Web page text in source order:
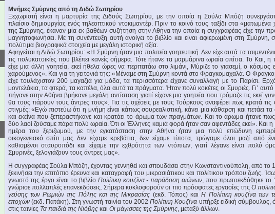
Μνήμες Σμύρνης από τη Διδώ Σωτηρίου
Ξεχωριστή είναι η μαρτυρία της Διδούς Σωτηρίου, με την οποία η Σούλα Μπόζη
πλαίσιο δημιουργίας ενός τηλεοπτικού ντοκιμαντέρ. Πριν το κοινό τους ταξίδι στα
της Σμύρνης, έκαναν μία εκ βαθέων συζήτηση στην Αθήνα την οποία η συγγραφέας είχε την
μαγνητοφωνήσει. Με τη συνέντευξη αυτή ανοίγει το βιβλίο και είναι αφιερωμένη στη Σμύρνη,
πολύτιμα βιογραφικά στοιχεία με μεγάλη ιστορική αξία.
Αφηγείται η Διδώ Σωτηρίου: «Η Σμύρνη ήταν μια πολιτεία γοητευτική. Δεν είχε αυτά τα
τις πολυκατοικίες που βλέπει κανείς σήμερα. Τότε ήτανε τα μαρμάρινα ωραία σπίτια. Το Και, η
είχε μια άλλη γοητεία, εκεί ήθελα ώρες να περπατάω στο λιμάνι, Μύριζε το γιασεμί, ο κόσμος
χαρούμενος». Και για τη γειτονιά της: «Μέναμε στη Σμύρνη κοντά στο Φραγκομαχαλά. Ο
είχε τουλάχιστον 200 μαγαζιά για μόδα, τα περισσότερα είχανε συναλλαγή με το Παρίσι.
μοντελάκια, τα φτερά, τα καπέλα, όλα αυτά τα πράγματα. Ήταν πολύ κοκέτες οι Σμυριές. Γι’ αυτό
πήγανε στην Αθήνα βρήκανε μεγάλη αντίσταση γιατί είχανε μια γοητεία που τρόμαζε τις εκεί
θα τους πάρουν τους άντρες τους». Για τις σχέσεις με τους Τούρκους αναφέρει πως κρατά τις
στιγμές: «Εγώ πιστεύω ότι η μνήμη είναι κάπως σουρεαλιστική, κάνει μια κάθαρση και πετάει
και εκείνα που ξεπεραστήκανε και κρατάει το άρωμα των πραγμάτων. Και το άρωμα ήτανε πως
δύο λαοί ζούσαμε πάρα πολύ ωραία. Ότι οι Έλληνες καμιά φορά ήταν σαν αφεντάδες εκεί». Και η
ημέρα του ξεριζωμού, με την εγκατάσταση στην Αθήνα ήταν μια πολύ επώδυνη
οικογενειακό σπίτι μας δεν είχαμε κρεβάτια, δεν είχαμε τίποτα, τρώγαμε όλοι μαζί από
καθισμένοι σταυροπόδι και είχαμε την εχθρότητα των ντόπιων, γιατί λέγανε είναι πολύ
Σμυρινές, ξελογιάζουν τους άντρες μας».
Η συγγραφέας Σούλα Μπόζη, έχοντας γεννηθεί και σπουδάσει στην Κωνσταντινούπολη, από το
ξεκινήσει την επιτόπιο έρευνα και καταγραφή του μικρασιάτικου και πολίτικου τρόπου ζωής.
γνωστό της έργο είναι το βιβλίο Πολίτικη κουζίνα - παράδοση αιώνων, που πρωτοεκδόθηκε το
γνώρισε πολλαπλές επανεκδόσεις. Σήμερα κυκλοφορούν οι πιο πρόσφατες εργασίες της Ο
γεύσης των Ρωμιών της Πόλης και της Μικρασίας (εκδ. Τόπος) και Η Πολίτικη κουζίνα των
εποχών(εκδ. Πατάκη). Στη γνωστή ταινία του 2002Πολίτικη Κουζίνα υπήρξε ειδική σύμβουλος,
στις ταινίες Τα παιδιά της Νιόβηςκαι Οι μάγισσες της Σμύρνης, μεταξύ άλλων.